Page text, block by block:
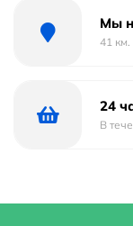
Область
Стилистика
Мы
41
24
В